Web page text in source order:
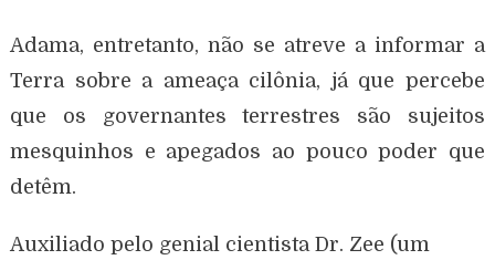
Adama, entretanto, não se atreve a informar a
Terra sobre a ameaça cilônia, já que percebe
que os governantes terrestres são sujeitos
mesquinhos e apegados ao pouco poder que
detêm.
Auxiliado pelo genial cientista Dr. Zee (um